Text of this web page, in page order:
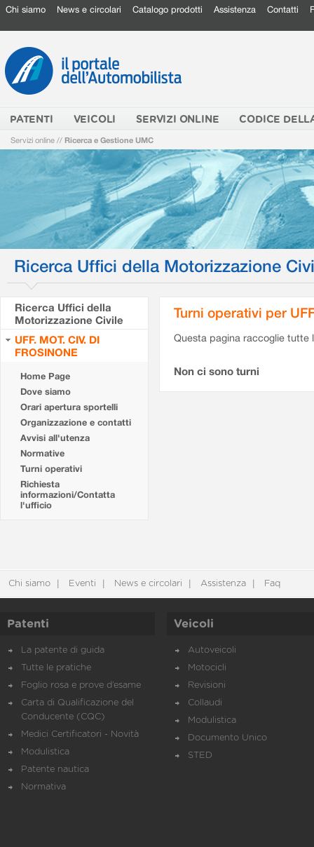
Chi siamo News e circolari Catalogo prodotti Assistenza Contatti
PATENTI VEICOLI SERVIZI ONLINE CODICE
Servizi online // Ricerca e Gestione UMC
Ricerca Uffici della Motorizzazione
Ricerca Uffici della
Motorizzazione Civile
UFF. MOT. CIV. DI
FROSINONE
Home Page
Dove siamo
Orari apertura sportelli
Organizzazione e contatti
Avvisi all'utenza
Normative
Turni operativi
Richiesta
informazioni/Contatta
l'ufficio
Turni operativi per
Questa pagina raccoglie tutte
Non ci sono turni
Chi siamo Eventi News e circolari Assistenza Faq
Patenti
La patente di guida
Tutte le pratiche
Foglio rosa e prove d’esame
Carta di Qualificazione del
Conducente (CQC)
Medici Certificatori - Novità
Modulistica
Patente nautica
Normativa
Veicoli
Autoveicoli
Motocicli
Revisioni
Collaudi
Modulistica
Documento Unico
STED